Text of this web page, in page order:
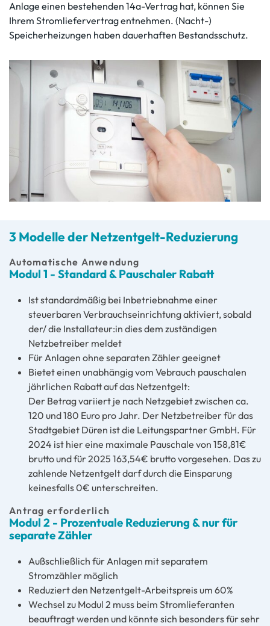
Anlage einen bestehenden 14a-Vertrag hat, können Sie
Ihrem Stromliefervertrag entnehmen. (Nacht-)
Speicherheizungen haben dauerhaften Bestandsschutz.
3 Modelle der Netzentgelt-Reduzierung
Modul 1 - Standard & Pauschaler Rabatt
Automatische Anwendung
Ist standardmäßig bei Inbetriebnahme einer
steuerbaren Verbrauchseinrichtung aktiviert, sobald
der/ die Installateur:in dies dem zuständigen
Netzbetreiber meldet
Für Anlagen ohne separaten Zähler geeignet
Bietet einen unabhängig vom Vebrauch pauschalen
jährlichen Rabatt auf das Netzentgelt:
Der Betrag variiert je nach Netzgebiet zwischen ca.
120 und 180 Euro pro Jahr. Der Netzbetreiber für das
Stadtgebiet Düren ist die Leitungspartner GmbH. Für
2024 ist hier eine maximale Pauschale von 158,81€
brutto und für 2025 163,54€ brutto vorgesehen. Das zu
zahlende Netzentgelt darf durch die Einsparung
keinesfalls 0€ unterschreiten.
Modul 2 - Prozentuale Reduzierung & nur für
separate Zähler
Antrag erforderlich
Außschließlich für Anlagen mit separatem
Stromzähler möglich
Reduziert den Netzentgelt-Arbeitspreis um 60%
Wechsel zu Modul 2 muss beim Stromlieferanten
beauftragt werden und könnte sich besonders für sehr